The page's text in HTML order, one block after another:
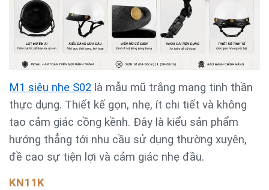
M1 siêu nhẹ S02 là mẫu mũ trắng mang tinh thần
thực dụng. Thiết kế gọn, nhẹ, ít chi tiết và không
tạo cảm giác cồng kềnh. Đây là kiểu sản phẩm
hướng thẳng tới nhu cầu sử dụng thường xuyên,
đề cao sự tiện lợi và cảm giác nhẹ đầu.
KN11K